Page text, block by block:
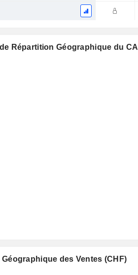
Répartition Géographique du CA
des Ventes (CHF)